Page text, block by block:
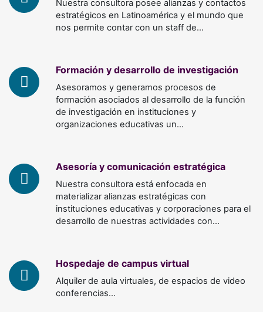
Nuestra consultora posee alianzas y contactos
estratégicos en Latinoamérica y el mundo que
nos permite contar con un staff de…
Formación y desarrollo de investigación
Asesoramos y generamos procesos de
formación asociados al desarrollo de la función
de investigación en instituciones y
organizaciones educativas un…
Asesoría y comunicación estratégica
Nuestra consultora está enfocada en
materializar alianzas estratégicas con
instituciones educativas y corporaciones para el
desarrollo de nuestras actividades con…
Hospedaje de campus virtual
Alquiler de aula virtuales, de espacios de video
conferencias...